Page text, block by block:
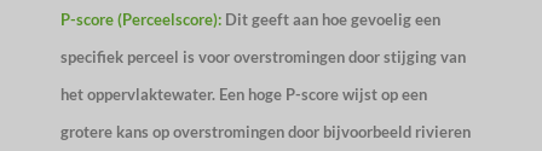
P-score (Perceelscore): Dit geeft aan hoe gevoelig een
specifiek perceel is voor overstromingen door stijging van
het oppervlaktewater. Een hoge P-score wijst op een
grotere kans op overstromingen door bijvoorbeeld rivieren